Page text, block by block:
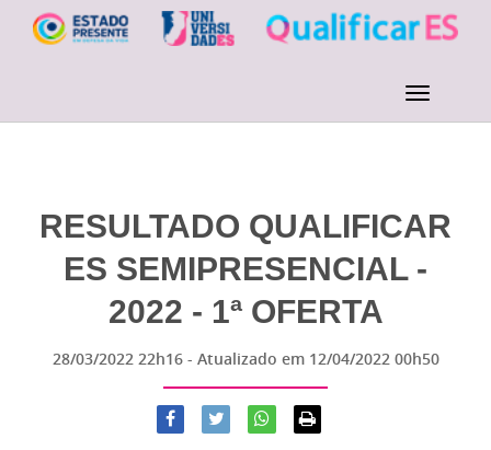
RESULTADO QUALIFICAR
ES SEMIPRESENCIAL -
2022 - 1ª OFERTA
28/03/2022 22h16 - Atualizado em 12/04/2022 00h50